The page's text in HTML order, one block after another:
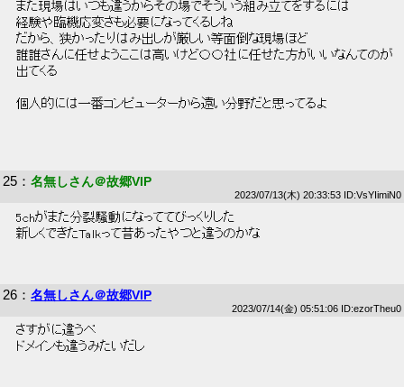
また現場はいつも違うからその場でそういう組み立てをするには
経験や臨機応変さも必要になってくるしね
だから、狭かったりはみ出しが厳しい等面倒な現場ほど
誰誰さんに任せようここは高いけど〇〇社に任せた方がいいなんてのが
出てくる
個人的には一番コンピューターから遠い分野だと思ってるよ
25 ： 名無しさん＠故郷VIP
2023/07/13(木) 20:33:53 ID:VsYIimiN0
5chがまた分裂騒動になっててびっくりした
新しくできたTalkって昔あったやつと違うのかな
26 ： 名無しさん＠故郷VIP
2023/07/14(金) 05:51:06 ID:ezorTheu0
さすがに違うべ
ドメインも違うみたいだし